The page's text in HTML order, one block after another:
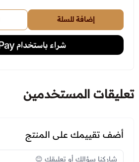
إضافة للسلة
تعليقات المستخدمين
أضف تقييمك على المنتج